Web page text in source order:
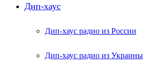
Дип-хаус
Дип-хаус радио из России
Дип-хаус радио из Украины